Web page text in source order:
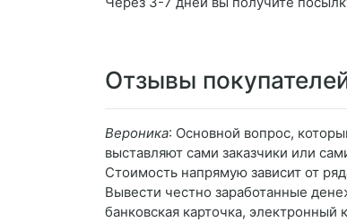
Отзывы
Вероника: Основной вопрос,
выставляют сами заказчики или
Стоимость напрямую зависит от
Вывести честно заработанные
банковская карточка,